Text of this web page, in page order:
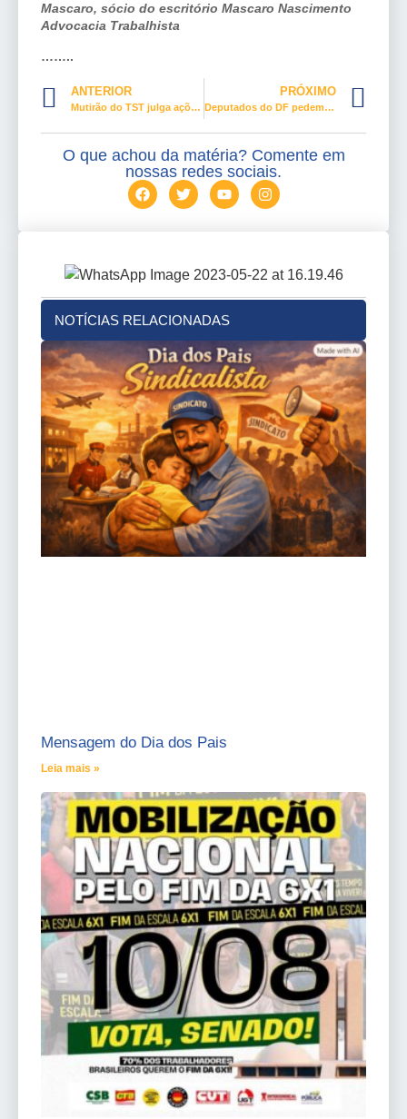
Mascaro, sócio do escritório Mascaro Nascimento
Advocacia Trabalhista
……..
ANTERIOR
Mutirão do TST julga ações contra o trabalho infantil
PRÓXIMO
Deputados do DF pedem a “cabeça” do ministro da Casa Civil a Lula
O que achou da matéria? Comente em
nossas redes sociais.
NOTÍCIAS RELACIONADAS
Mensagem do Dia dos Pais
Leia mais »